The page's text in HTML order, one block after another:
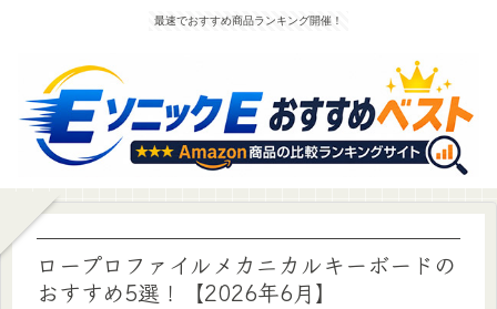
最速でおすすめ商品ランキング開催！
ロープロファイルメカニカルキーボードの
おすすめ5選！【2026年6月】